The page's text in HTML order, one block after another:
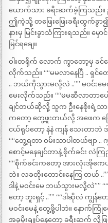
ယောက်သား ခရီးဆက်ခဲ့ကြသည်။
ဤကဲ့သို့ တဖြေးဖြေးခရီးထွက်ခွာ
နားမှ မြင်းခွာသံကြားရသည်။ မှ
မြင်ရချေ။
ဝါးတရိုက် လောက် ကွာတော့မှ ခင်မ
လိုက်သည်။ ““မမလာနေပြီ .. ရှင်
.. ဘယ်ကိုသွားမလို့လဲ ..”” မဝင်းမ
မေးလိုက်သည်။ ““မမဆီလာတာပေ
ချင်တယ်ဆိုလို့ သူက ဦးနေစိုးရဲ့သာ
ကတော့ တွေ့ဖူးတယ်လို့ အဖေက ပြေ
ငယ်ရုပ်တော့ နဲနဲ ကျန် သေးတာဘဲ
““တွေ့ရတာ ဝမ်းသာပါတယ်ဗျာ
စောင့်မနေချင်တာနဲ့ စိုက်ခင်း လဲ
““စိုက်ခင်းကတော့ အားလုံးအိုက
ဘဲ။ လခတိုးတောင်းနေကြ တယ်
ဒါနဲ့ မဝင်းမေ ဘယ်သွားမလို့လဲ””
တော့ ဘူးရှင့် ..”” ““ဒါဆိုလဲ ကျွ
မဝင်းမေနဲ့ တွေ့ဖို့ပါဘဲ။ နောက်
အခုမိုးချုပ်နေတော့ ခရီးဆက် လို့ဖြ